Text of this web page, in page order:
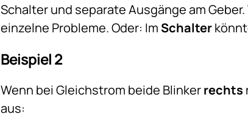
Schalter und separate Ausgänge am Geber.
einzelne Probleme. Oder: Im Schalter
Beispiel 2
Wenn bei Gleichstrom beide Blinkerrechts
aus: